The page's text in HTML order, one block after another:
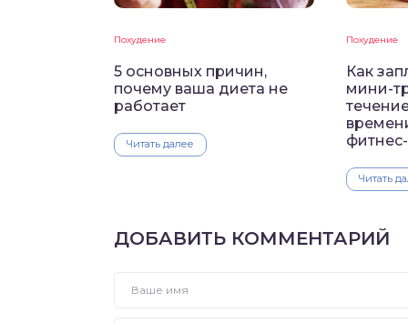
Похудение
5 основных причин,
почему ваша диета не
работает
Читать далее
Похудение
Как
мини-
Читать
ДОБАВИТЬ КОММЕНТАРИЙ